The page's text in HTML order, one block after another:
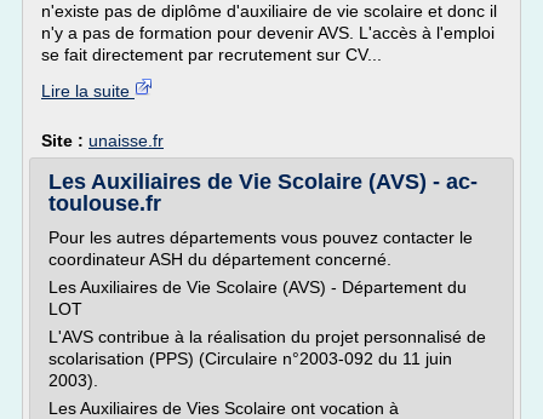
n'existe pas de diplôme d'auxiliaire de vie scolaire et donc il
n'y a pas de formation pour devenir AVS. L'accès à l'emploi
se fait directement par recrutement sur CV...
Lire la suite
Site : unaisse.fr
Les Auxiliaires de Vie Scolaire (AVS) - ac-
toulouse.fr
Pour les autres départements vous pouvez contacter le
coordinateur ASH du département concerné.
Les Auxiliaires de Vie Scolaire (AVS) - Département du
LOT
L'AVS contribue à la réalisation du projet personnalisé de
scolarisation (PPS) (Circulaire n°2003-092 du 11 juin
2003).
Les Auxiliaires de Vies Scolaire ont vocation à